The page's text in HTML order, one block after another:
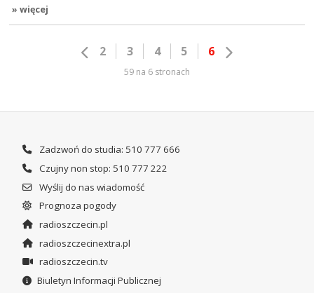
» więcej
2 3 4 5 6
59 na 6 stronach
Zadzwoń do studia: 510 777 666
Czujny non stop: 510 777 222
Wyślij do nas wiadomość
Prognoza pogody
radioszczecin.pl
radioszczecinextra.pl
radioszczecin.tv
Biuletyn Informacji Publicznej